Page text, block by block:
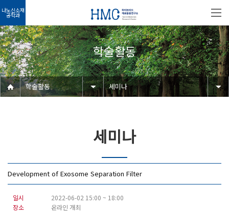
나노신소재
공학과
학술활동
학술활동 세미나
세미나
Development of Exosome Separation Filter
일시
2022-06-02 15:00 ~ 18:00
장소
온라인 개최